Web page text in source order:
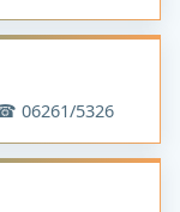
06261/5326